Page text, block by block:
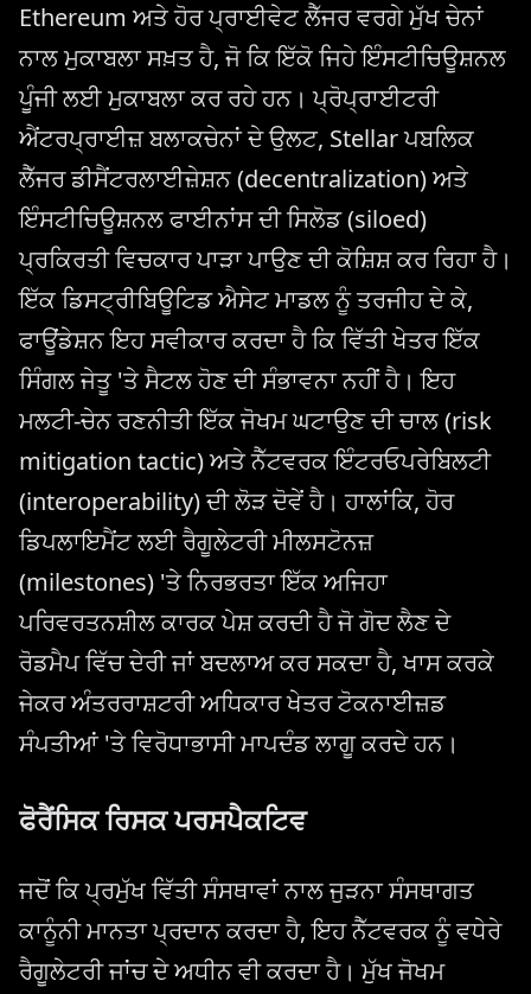
Ethereum ਅਤੇ ਹੋਰ ਪ੍ਰਾਈਵੇਟ ਲੈੱਜਰ ਵਰਗੇ ਮੁੱਖ ਚੇਨਾਂ
ਨਾਲ ਮੁਕਾਬਲਾ ਸਖ਼ਤ ਹੈ, ਜੋ ਕਿ ਇੱਕੋ ਜਿਹੇ ਇੰਸਟੀਚਿਊਸ਼ਨਲ
ਪੂੰਜੀ ਲਈ ਮੁਕਾਬਲਾ ਕਰ ਰਹੇ ਹਨ। ਪ੍ਰੋਪ੍ਰਾਈਟਰੀ
ਐਂਟਰਪ੍ਰਾਈਜ਼ ਬਲਾਕਚੇਨਾਂ ਦੇ ਉਲਟ, Stellar ਪਬਲਿਕ
ਲੈੱਜਰ ਡੀਸੈਂਟਰਲਾਈਜ਼ੇਸ਼ਨ (decentralization) ਅਤੇ
ਇੰਸਟੀਚਿਊਸ਼ਨਲ ਫਾਈਨਾਂਸ ਦੀ ਸਿਲੋਡ (siloed)
ਪ੍ਰਕਿਰਤੀ ਵਿਚਕਾਰ ਪਾੜਾ ਪਾਉਣ ਦੀ ਕੋਸ਼ਿਸ਼ ਕਰ ਰਿਹਾ ਹੈ।
ਇੱਕ ਡਿਸਟ੍ਰੀਬਿਊਟਿਡ ਐਸੇਟ ਮਾਡਲ ਨੂੰ ਤਰਜੀਹ ਦੇ ਕੇ,
ਫਾਊਂਡੇਸ਼ਨ ਇਹ ਸਵੀਕਾਰ ਕਰਦਾ ਹੈ ਕਿ ਵਿੱਤੀ ਖੇਤਰ ਇੱਕ
ਸਿੰਗਲ ਜੇਤੂ 'ਤੇ ਸੈਟਲ ਹੋਣ ਦੀ ਸੰਭਾਵਨਾ ਨਹੀਂ ਹੈ। ਇਹ
ਮਲਟੀ-ਚੇਨ ਰਣਨੀਤੀ ਇੱਕ ਜੋਖਮ ਘਟਾਉਣ ਦੀ ਚਾਲ (risk
mitigation tactic) ਅਤੇ ਨੈੱਟਵਰਕ ਇੰਟਰਓਪਰੇਬਿਲਟੀ
(interoperability) ਦੀ ਲੋੜ ਦੋਵੇਂ ਹੈ। ਹਾਲਾਂਕਿ, ਹੋਰ
ਡਿਪਲਾਇਮੈਂਟ ਲਈ ਰੈਗੂਲੇਟਰੀ ਮੀਲਸਟੋਨਜ਼
(milestones) 'ਤੇ ਨਿਰਭਰਤਾ ਇੱਕ ਅਜਿਹਾ
ਪਰਿਵਰਤਨਸ਼ੀਲ ਕਾਰਕ ਪੇਸ਼ ਕਰਦੀ ਹੈ ਜੋ ਗੋਦ ਲੈਣ ਦੇ
ਰੋਡਮੈਪ ਵਿੱਚ ਦੇਰੀ ਜਾਂ ਬਦਲਾਅ ਕਰ ਸਕਦਾ ਹੈ, ਖਾਸ ਕਰਕੇ
ਜੇਕਰ ਅੰਤਰਰਾਸ਼ਟਰੀ ਅਧਿਕਾਰ ਖੇਤਰ ਟੋਕਨਾਈਜ਼ਡ
ਸੰਪਤੀਆਂ 'ਤੇ ਵਿਰੋਧਾਭਾਸੀ ਮਾਪਦੰਡ ਲਾਗੂ ਕਰਦੇ ਹਨ।
ਫੋਰੈਂਸਿਕ ਰਿਸਕ ਪਰਸਪੈਕਟਿਵ
ਜਦੋਂ ਕਿ ਪ੍ਰਮੁੱਖ ਵਿੱਤੀ ਸੰਸਥਾਵਾਂ ਨਾਲ ਜੁੜਨਾ ਸੰਸਥਾਗਤ
ਕਾਨੂੰਨੀ ਮਾਨਤਾ ਪ੍ਰਦਾਨ ਕਰਦਾ ਹੈ, ਇਹ ਨੈੱਟਵਰਕ ਨੂੰ ਵਧੇਰੇ
ਰੈਗੂਲੇਟਰੀ ਜਾਂਚ ਦੇ ਅਧੀਨ ਵੀ ਕਰਦਾ ਹੈ। ਮੁੱਖ ਜੋਖਮ